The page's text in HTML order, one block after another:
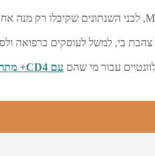
בי, למשל לעוסקים ברפואה
עם CD4+ מתחת ל-200 תאים לממ"ק דם